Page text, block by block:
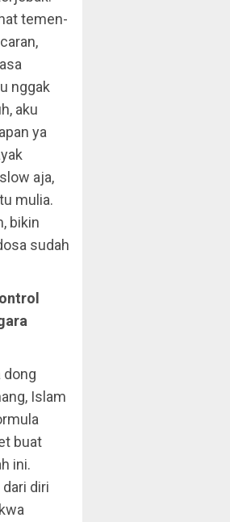
temen-
nggak
aku
ya
aja,
mulia.
bikin
sudah
dong
Islam
buat
ini.
diri